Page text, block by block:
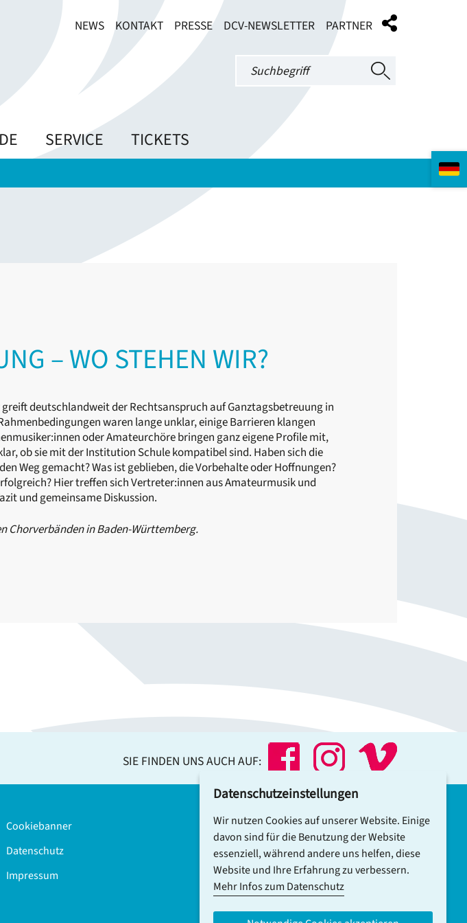
NEWS KONTAKT PRESSE DCV-NEWSLETTER PARTNER
SERVICE TICKETS
– WO STEHEN WIR?
deutschlandweit der Rechtsanspruch auf Ganztagsbetreuung in
waren lange unklar, einige Barrieren klangen
oder Amateurchöre bringen ganz eigene Profile mit,
ob sie mit der Institution Schule kompatibel sind. Haben sich die
Weg gemacht? Was ist geblieben, die Vorbehalte oder Hoffnungen?
Hier treffen sich Vertreter:innen aus Amateurmusik und
und gemeinsame Diskussion.
Chorverbänden in Baden-Württemberg.
SIE FINDEN UNS AUCH AUF:
Cookiebanner
Datenschutz
Impressum
DCV-NEWSLETTER ABONNIEREN
Datenschutzeinstellungen
Wir nutzen Cookies auf unserer Website. Einige
davon sind für die Benutzung der Website
essenziell, während andere uns helfen, diese
Website und Ihre Erfahrung zu verbessern.
Mehr Infos zum Datenschutz